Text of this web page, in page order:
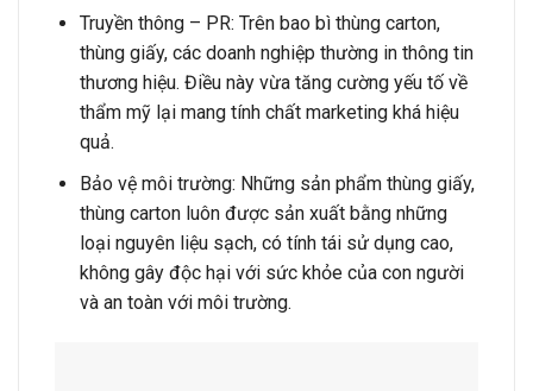
Truyền thông – PR: Trên bao bì thùng carton,
thùng giấy, các doanh nghiệp thường in thông tin
thương hiệu. Điều này vừa tăng cường yếu tố về
thẩm mỹ lại mang tính chất marketing khá hiệu
quả.
Bảo vệ môi trường: Những sản phẩm thùng giấy,
thùng carton luôn được sản xuất bằng những
loại nguyên liệu sạch, có tính tái sử dụng cao,
không gây độc hại với sức khỏe của con người
và an toàn với môi trường.